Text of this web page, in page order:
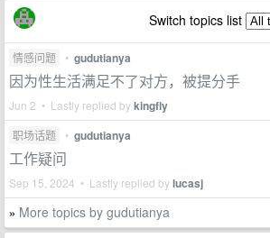
Switch topics list
情感问题 • gudutianya
因为性生活满足不了对方，被提分手
Jun 2 • Lastly replied bykingfly
职场话题 • gudutianya
工作疑问
Sep 15, 2024 • Lastly replied bylucasj
» More topics by gudutianya